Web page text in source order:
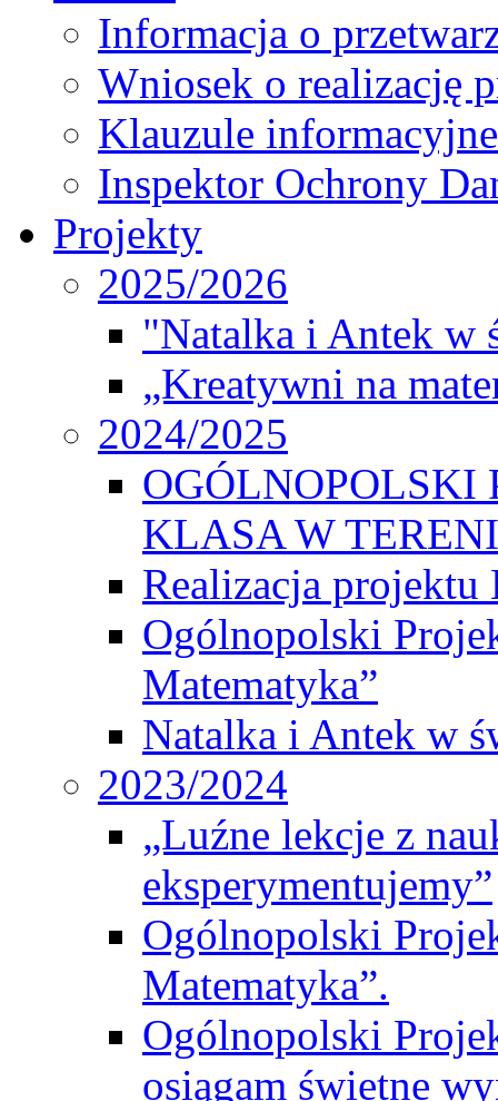
Informacja o
Wniosek o realizację
Klauzule informacyjne
Inspektor Ochrony
Projekty
2025/2026
"Natalka i Antek w
„Kreatywni na
2024/2025
OGÓLNOPOLSKI
KLASA W
Realizacja
Ogólnopolski
Matematyka”
Natalka i Antek w
2023/2024
„Luźne lekcje z
eksperymentujemy”
Ogólnopolski
Matematyka”.
Ogólnopolski
osiągam świetne